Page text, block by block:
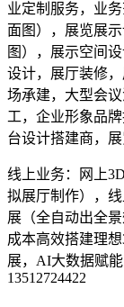
业定制服务，业
面图），展览展
图），展示空间
设计，展厅装修
场承建，大型会
工，企业形象品
台设计搭建商，
线上业务：网上
拟展厅制作），
展（全自动出全
成本高效搭建理
展，AI大数据赋
13512724422